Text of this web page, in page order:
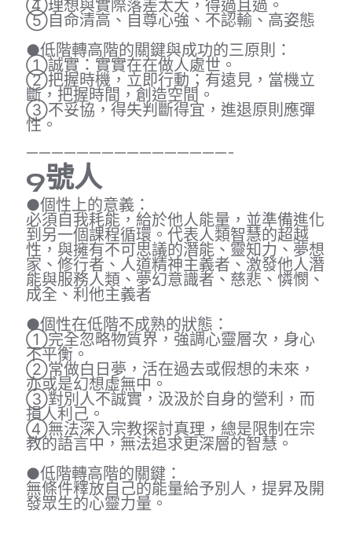
④理想與實際落差太大，得過且過。
⑤自命清高、自尊心強、不認輸、高姿態
●低階轉高階的關鍵與成功的三原則：
①誠實：實實在在做人處世。
②把握時機，立即行動；有遠見，當機立
斷，把握時間，創造空間。
③不妥協，得失判斷得宜，進退原則應彈
性。
————————————————-
9號人
●個性上的意義：
必須自我耗能，給於他人能量，並準備進化
到另一個課程循環。代表人類智慧的超越
性，與擁有不可思議的潛能、靈知力、夢想
家、修行者、人道精神主義者、激發他人潛
能與服務人類、夢幻意識者、慈悲、憐憫、
成全、利他主義者
●個性在低階不成熟的狀態：
①完全忽略物質界，強調心靈層次，身心
不平衡。
②常做白日夢，活在過去或假想的未來，
亦或是幻想虛無中。
③對別人不誠實，汲汲於自身的營利，而
損人利己。
④無法深入宗教探討真理，總是限制在宗
教的語言中，無法追求更深層的智慧。
●低階轉高階的關鍵：
無條件釋放自己的能量給予別人，提昇及開
發眾生的心靈力量。